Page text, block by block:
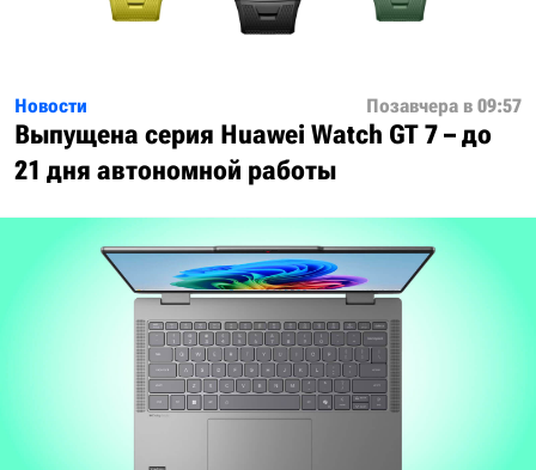
Новости Позавчера в 09:57
Выпущена серия Huawei Watch GT 7 – до
21 дня автономной работы